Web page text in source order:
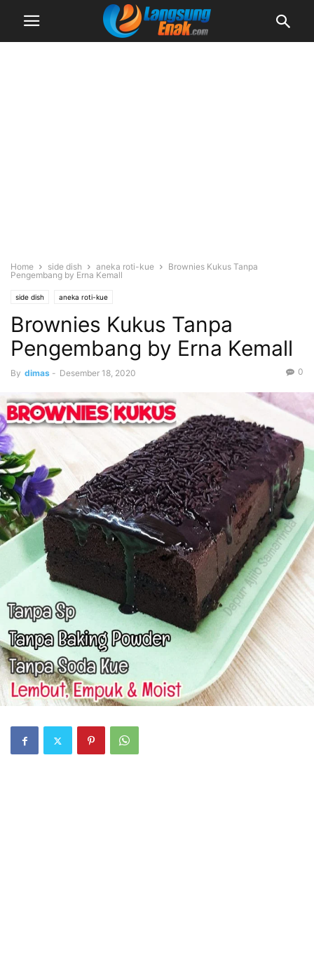
Home side dish aneka roti-kue
Brownies Kukus Tanpa
Pengembang by Erna Kemall
side dish aneka roti-kue
Brownies Kukus Tanpa
Pengembang by Erna Kemall
By dimas - Desember 18, 2020 0